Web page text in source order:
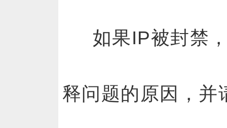
如果IP被封禁
释问题的原因，并